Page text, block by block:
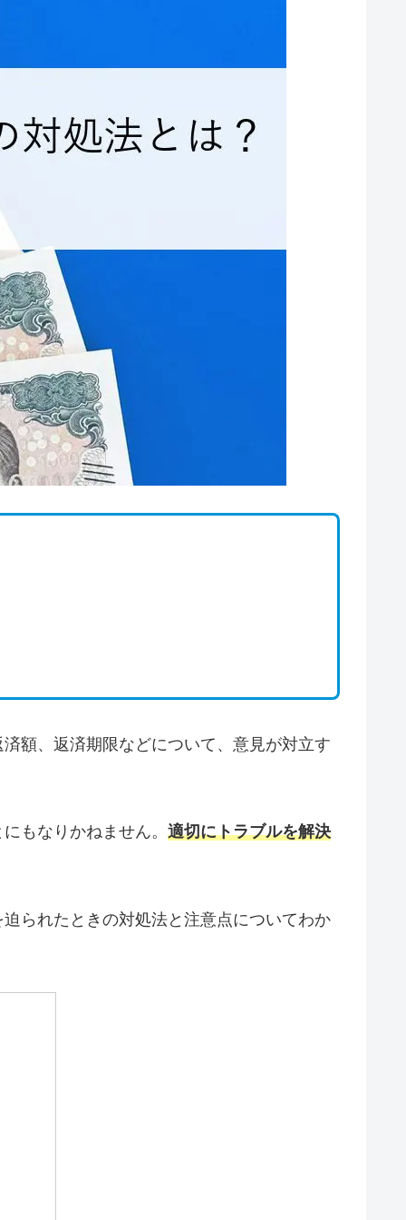
額、返済期限などについて、意見が対立す
もなりかねません。 適切にトラブルを解決
られたときの対処法と注意点についてわか